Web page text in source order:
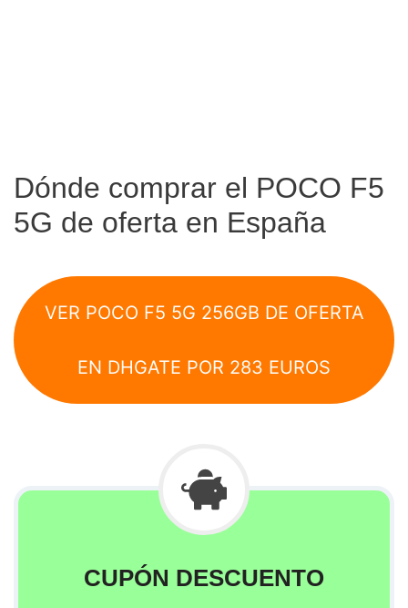
Dónde comprar el POCO F5
5G de oferta en España
VER POCO F5 5G 256GB DE OFERTA
EN DHGATE POR 283 EUROS
CUPÓN DESCUENTO